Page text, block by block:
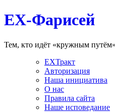
EX-Фарисей
Тем, кто идёт «кружным путём»
EXТракт
Авторизация
Наша инициатива
О нас
Правила сайта
Наше исповедание